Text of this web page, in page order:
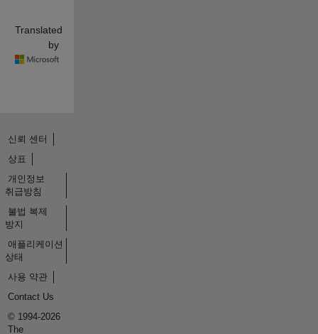
Translated
by
신뢰 센터
상표
개인정보
취급방침
불법 복제
방지
애플리케이션
상태
사용 약관
Contact Us
© 1994-2026
The